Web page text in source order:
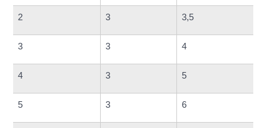
2 3 3,5
3 3 4
4 3 5
5 3 6